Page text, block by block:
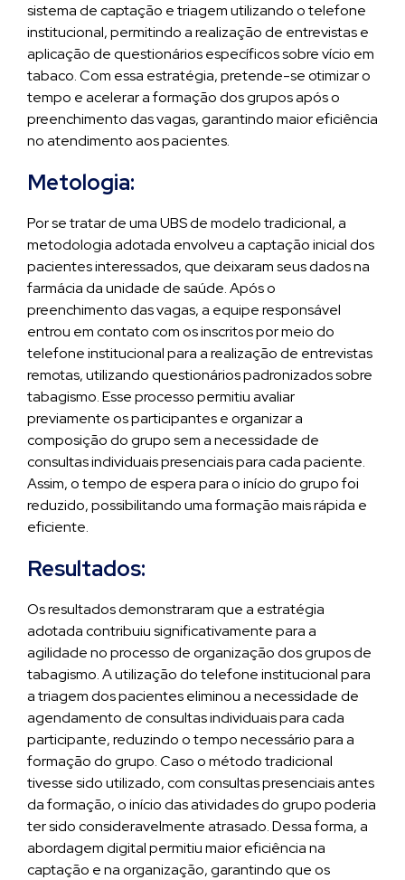
sistema de captação e triagem utilizando o telefone
institucional, permitindo a realização de entrevistas e
aplicação de questionários específicos sobre vício em
tabaco. Com essa estratégia, pretende-se otimizar o
tempo e acelerar a formação dos grupos após o
preenchimento das vagas, garantindo maior eficiência
no atendimento aos pacientes.
Metologia:
Por se tratar de uma UBS de modelo tradicional, a
metodologia adotada envolveu a captação inicial dos
pacientes interessados, que deixaram seus dados na
farmácia da unidade de saúde. Após o
preenchimento das vagas, a equipe responsável
entrou em contato com os inscritos por meio do
telefone institucional para a realização de entrevistas
remotas, utilizando questionários padronizados sobre
tabagismo. Esse processo permitiu avaliar
previamente os participantes e organizar a
composição do grupo sem a necessidade de
consultas individuais presenciais para cada paciente.
Assim, o tempo de espera para o início do grupo foi
reduzido, possibilitando uma formação mais rápida e
eficiente.
Resultados:
Os resultados demonstraram que a estratégia
adotada contribuiu significativamente para a
agilidade no processo de organização dos grupos de
tabagismo. A utilização do telefone institucional para
a triagem dos pacientes eliminou a necessidade de
agendamento de consultas individuais para cada
participante, reduzindo o tempo necessário para a
formação do grupo. Caso o método tradicional
tivesse sido utilizado, com consultas presenciais antes
da formação, o início das atividades do grupo poderia
ter sido consideravelmente atrasado. Dessa forma, a
abordagem digital permitiu maior eficiência na
captação e na organização, garantindo que os